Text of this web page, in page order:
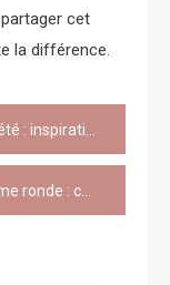
cet
la différence.
cérémonie inoubliable
chaque silhouette